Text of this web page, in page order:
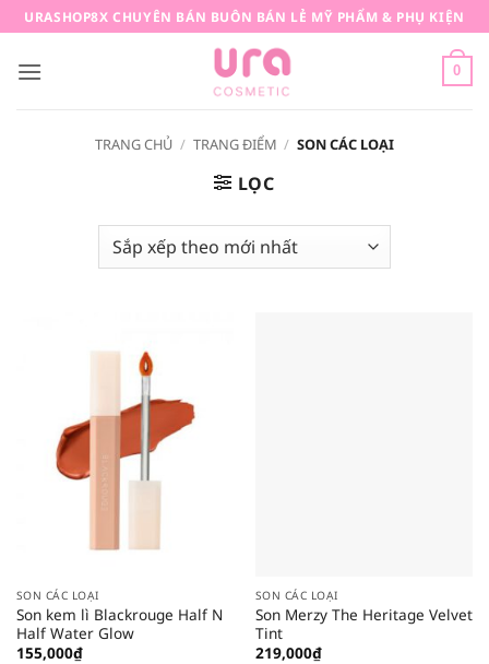
qua
nội
URASHOP8X CHUYÊN BÁN BUÔN BÁN LẺ MỸ PHẨM & PHỤ KIỆN
0
TRANG CHỦ / TRANG ĐIỂM / SON CÁC LOẠI
LỌC
SON CÁC LOẠI
Son kem lì Blackrouge Half N
Half Water Glow
155,000₫
SON CÁC LOẠI
Son Merzy The Heritage Velvet
Tint
219,000₫